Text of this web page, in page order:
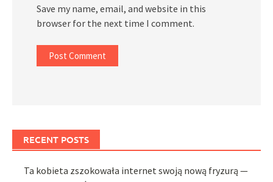
Save my name, email, and website in this
browser for the next time I comment.
RECENT POSTS
Ta kobieta zszokowała internet swoją nową fryzurą —